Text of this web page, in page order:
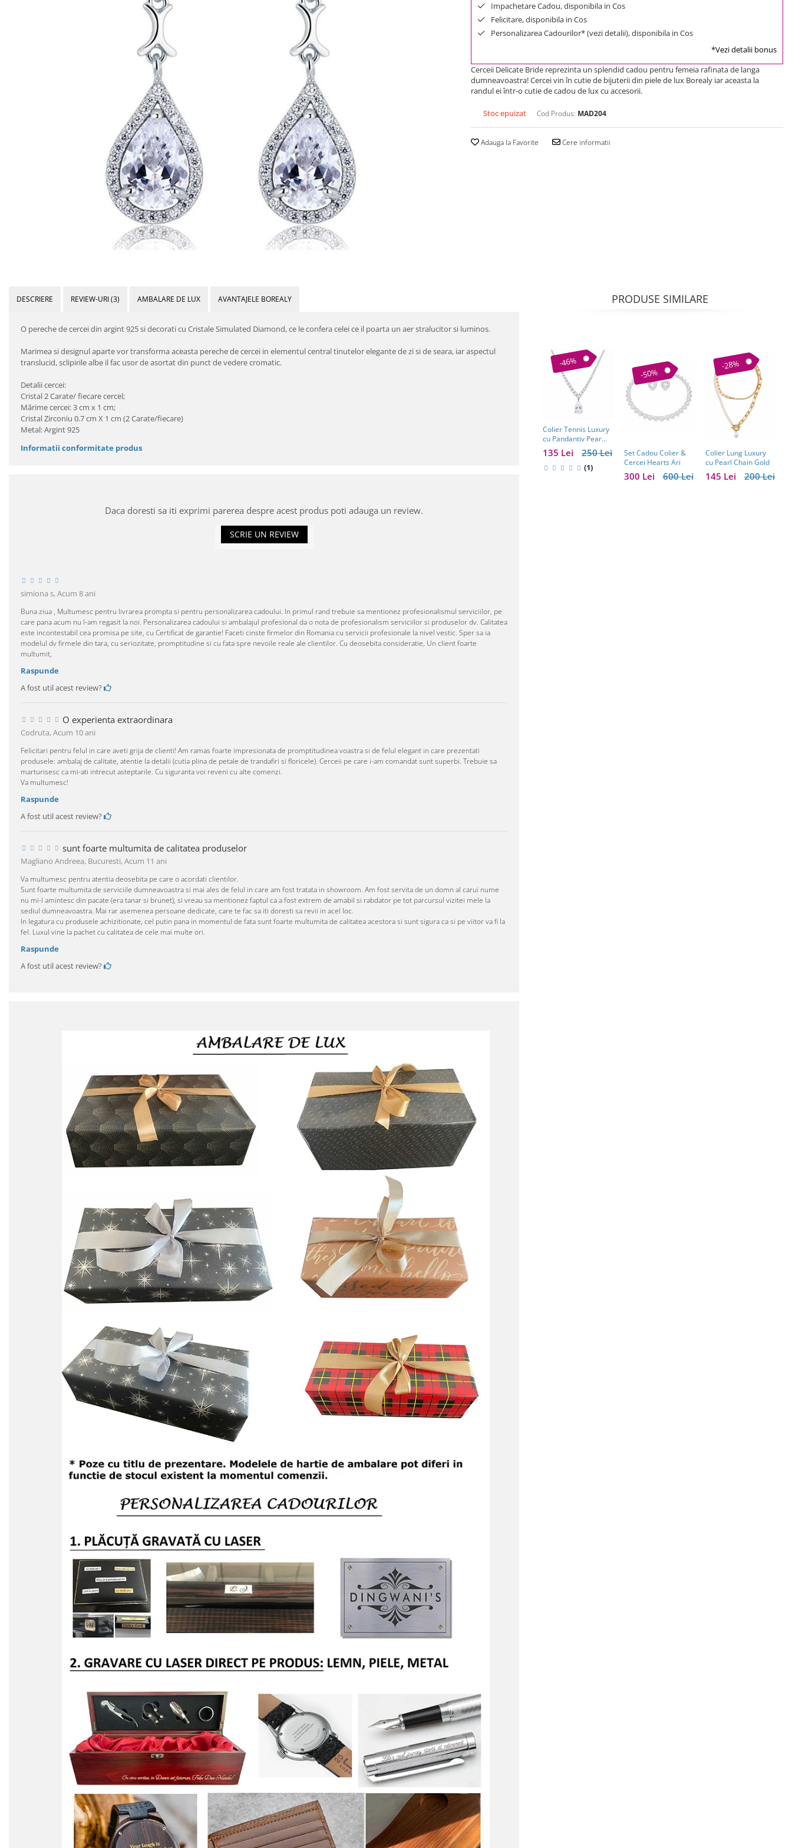
Impachetare Cadou, disponibila in Cos
Felicitare, disponibila in Cos
Personalizarea Cadourilor* (vezi detalii), disponibila in Cos
*Vezi detalii bonus
Cerceii Delicate Bride reprezinta un splendid cadou pentru femeia rafinata de langa
dumneavoastra! Cercei vin în cutie de bijuterii din piele de lux Borealy iar aceasta la
randul ei într-o cutie de cadou de lux cu accesorii.
Stoc epuizat Cod Produs: MAD204
Adauga la Favorite Cere informatii
DESCRIERE REVIEW-URI(3) AMBALARE DE LUX AVANTAJELE BOREALY
O pereche de cercei din argint 925 si decorati cu Cristale Simulated Diamond, ce le confera celei ce il poarta un aer stralucitor si luminos.
Marimea si designul aparte vor transforma aceasta pereche de cercei in elementul central tinutelor elegante de zi si de seara, iar aspectul
translucid, sclipirile albe il fac usor de asortat din punct de vedere cromatic.
Detalii cercei:
Cristal 2 Carate/ fiecare cercel;
Mărime cercei: 3 cm x 1 cm;
Cristal Zirconiu 0.7 cm X 1 cm (2 Carate/fiecare)
Metal: Argint 925
Informatii conformitate produs
Daca doresti sa iti exprimi parerea despre acest produs poti adauga un review.
SCRIE UN REVIEW
simiona s,Acum 8 ani
Buna ziua , Multumesc pentru livrarea prompta si pentru personalizarea cadoului. In primul rand trebuie sa mentionez profesionalismul serviciilor, pe
care pana acum nu l-am regasit la noi. Personalizarea cadoului si ambalajul profesional da o nota de profesionalism serviciilor si produselor dv. Calitatea
este incontestabil cea promisa pe site, cu Certificat de garantie! Faceti cinste firmelor din Romania cu servicii profesionale la nivel vestic. Sper sa ia
modelul dv firmele din tara, cu seriozitate, promptitudine si cu fata spre nevoile reale ale clientilor. Cu deosebita consideratie, Un client foarte
multumit,
Raspunde
A fost util acest review?
O experienta extraordinara
Codruta,Acum 10 ani
Felicitari pentru felul in care aveti grija de clienti! Am ramas foarte impresionata de promptitudinea voastra si de felul elegant in care prezentati
produsele: ambalaj de calitate, atentie la detalii (cutia plina de petale de trandafiri si floricele). Cerceii pe care i-am comandat sunt superbi. Trebuie sa
marturisesc ca mi-ati intrecut asteptarile. Cu siguranta voi reveni cu alte comenzi.
Va multumesc!
Raspunde
A fost util acest review?
sunt foarte multumita de calitatea produselor
Magliano Andreea, Bucuresti,Acum 11 ani
Va multumesc pentru atentia deosebita pe care o acordati clientilor.
Sunt foarte multumita de serviciile dumneavoastra si mai ales de felul in care am fost tratata in showroom. Am fost servita de un domn al carui nume
nu mi-l amintesc din pacate (era tanar si brunet), si vreau sa mentionez faptul ca a fost extrem de amabil si rabdator pe tot parcursul vizitei mele la
sediul dumneavoastra. Mai rar asemenea persoane dedicate, care te fac sa iti doresti sa revii in acel loc.
In legatura cu produsele achizitionate, cel putin pana in momentul de fata sunt foarte multumita de calitatea acestora si sunt sigura ca si pe viitor va fi la
fel. Luxul vine la pachet cu calitatea de cele mai multe ori.
Raspunde
A fost util acest review?
PRODUSE SIMILARE
-46%
Colier Tennis Luxury
cu Pandantiv Pear
Cut – Eleganță
Atemporală 250 Lei
135 Lei
(1)
-50%
Set Cadou Colier &
Cercei Hearts Ari
600 Lei
300 Lei
-28%
Colier Lung Luxury
cu Pearl Chain Gold
200 Lei
145 Lei